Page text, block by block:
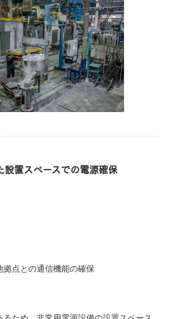
設置スペースでの電源確保
拠点との通信機能の確保